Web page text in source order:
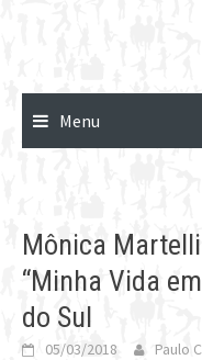
Menu
Mônica
“Minha Vida
do Sul
05/03/2018 Paulo